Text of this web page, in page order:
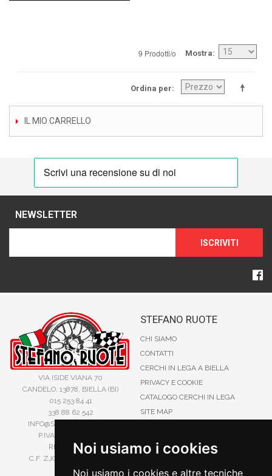
Noi usiamo i cookies
Noi usiamo i cookies e altre tecniche
9 Prodotti/o Mostra
Ordina per
IL MIO CARRELLO
NEWSLETTER
ISCRIVITI
VIA ISIDE VIANA 70
CANDELO, 13878, BIELLA (BI)
015 253 84 41
338 88 62 542
INFO@STEFANORUOTE.IT
P.IVA 02525900029
REA BI193453
C.F. ZJOSFN73H14A859X
STEFANO RUOTE
CHI SIAMO
CONTATTI
CERCHI IN LEGA A BIELLA
PRIVACY E COOKIE
CATALOGO CERCHI IN LEGA
SITE MAP